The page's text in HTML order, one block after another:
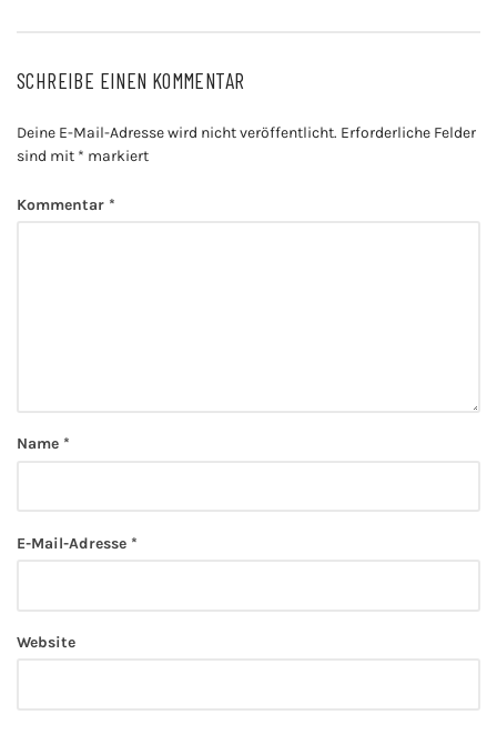
SCHREIBE EINEN KOMMENTAR
Deine E-Mail-Adresse wird nicht veröffentlicht. Erforderliche Felder
sind mit * markiert
Kommentar *
Name *
E-Mail-Adresse *
Website